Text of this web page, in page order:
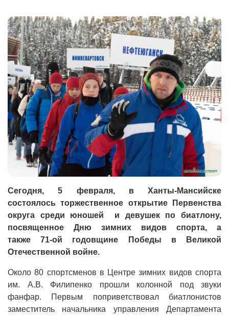
Сегодня, 5 февраля, в Ханты-Мансийске
состоялось торжественное открытие Первенства
округа среди юношей и девушек по биатлону,
посвященное Дню зимних видов спорта, а
также 71-ой годовщине Победы в Великой
Отечественной войне.
Около 80 спортсменов в Центре зимних видов спорта
им. А.В. Филипенко прошли колонной под звуки
фанфар. Первым поприветствовал биатлонистов
заместитель начальника управления Департамента